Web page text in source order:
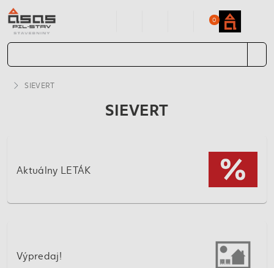
0
SIEVERT
SIEVERT
Aktuálny LETÁK
Výpredaj!